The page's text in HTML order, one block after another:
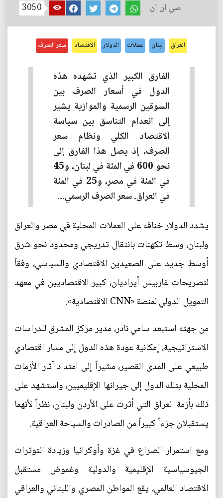
سي ان ان 3050
العراق لبنان عملات الدولار الاقتصاد سعر الصرف
الفارق الكبير الذي تشهده هذه
الدول في أسعار الصرف بين
السوقين الرسمية والموازية يشير
إلى انعدام التناسق بين سياسة
الاقتصاد الكلي ونظام سعر
الصرف، إذ يصل هذا الفارق إلى
نحو 600 في المئة في لبنان، و45
في المئة في مصر، و25 في المئة
في العراق. سعر الصرف الرسمي...
يشدد الدولار خناقه على العملات المحلية في مصر والعراق
ولبنان، وسط تكهنات بانتقال تدريجي ومحدود نحو شرق
أوسط جديد على الصعيدين الاقتصادي والسياسي، وفقاً
لتصريحات غاربيس أيراديان، كبير الاقتصاديين في معهد
التمويل الدولي لمنصة «CNN الاقتصادية».
من جهته استبعد سامي نادر، مدير مركز المشرق للدراسات
الاستراتيجية، إمكانية عودة هذه الدول إلى مسار اقتصادي
طبيعي على المدى القصير، مشيراً إلى امتداد آثار الأزمات
المحلية بتلك الدول إلى جيرانها الإقليميين، واستشهد على
ذلك بأزمة العراق التي أثرت على الأردن ولبنان، نظراً لأنهما
يستقبلان جزءاً كبيراً من الصادرات والسياحة العراقية.
ومع استمرار الصراع في غزة وأوكرانيا وزيادة التوترات
الجيوسياسية الإقليمية والدولية وغموض مستقبل
الاقتصاد العالمي، يقع المواطن المصري واللبناني والعراقي